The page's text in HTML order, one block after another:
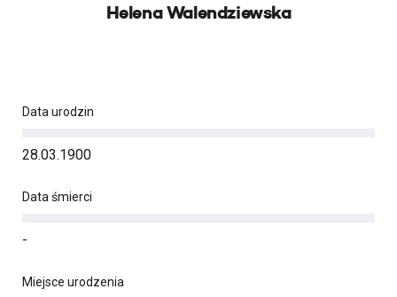
Helena Walendziewska
Data urodzin
28.03.1900
Data śmierci
-
Miejsce urodzenia